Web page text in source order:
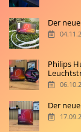
Der
Philips
Der